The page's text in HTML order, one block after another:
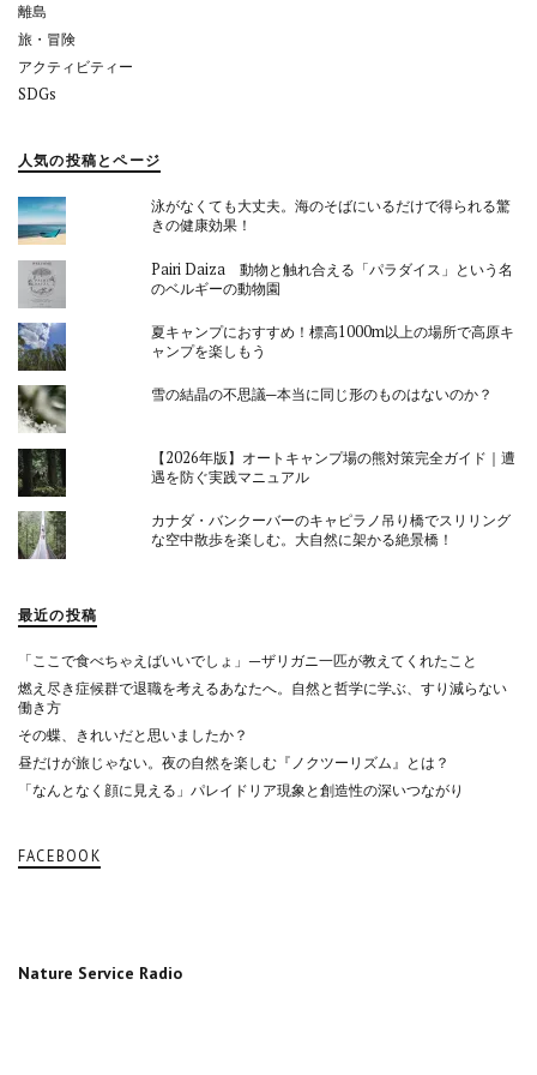
離島
旅・冒険
アクティビティー
SDGs
人気の投稿とページ
泳がなくても大丈夫。海のそばにいるだけで得られる驚
きの健康効果！
Pairi Daiza 動物と触れ合える「パラダイス」という名
のベルギーの動物園
夏キャンプにおすすめ！標高1000m以上の場所で高原キ
ャンプを楽しもう
雪の結晶の不思議─本当に同じ形のものはないのか？
【2026年版】オートキャンプ場の熊対策完全ガイド｜遭
遇を防ぐ実践マニュアル
カナダ・バンクーバーのキャピラノ吊り橋でスリリング
な空中散歩を楽しむ。大自然に架かる絶景橋！
最近の投稿
「ここで食べちゃえばいいでしょ」—ザリガニ一匹が教えてくれたこと
燃え尽き症候群で退職を考えるあなたへ。自然と哲学に学ぶ、すり減らない
働き方
その蝶、きれいだと思いましたか？
昼だけが旅じゃない。夜の自然を楽しむ『ノクツーリズム』とは？
「なんとなく顔に見える」パレイドリア現象と創造性の深いつながり
FACEBOOK
Nature Service Radio